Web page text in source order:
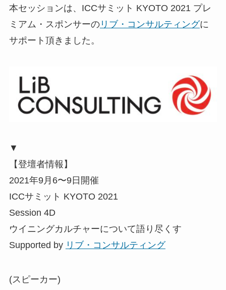
本セッションは、ICCサミット KYOTO 2021 プレ
ミアム・スポンサーのリブ・コンサルティングに
サポート頂きました。
▼
【登壇者情報】
2021年9月6〜9日開催
ICCサミット KYOTO 2021
Session 4D
ウイニングカルチャーについて語り尽くす
Supported by リブ・コンサルティング
(スピーカー)